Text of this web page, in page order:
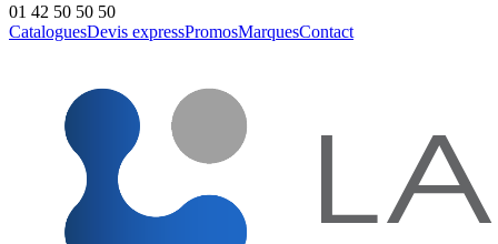
01 42 50 50 50
CataloguesDevis expressPromosMarquesContact